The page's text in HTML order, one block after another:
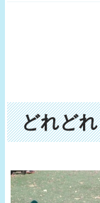
どれどれ